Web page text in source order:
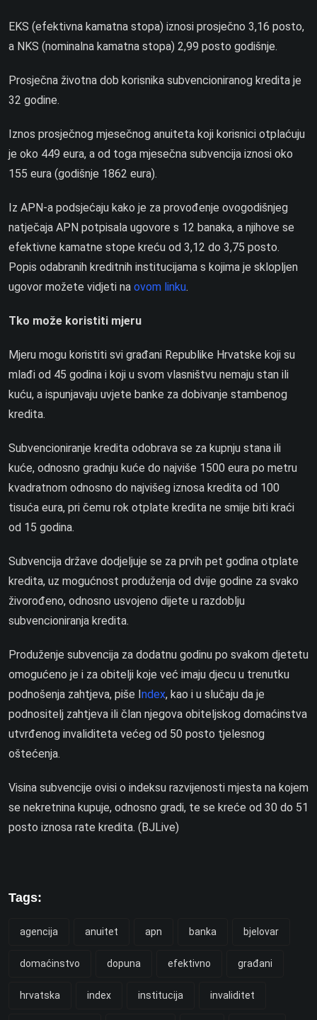
EKS (efektivna kamatna stopa) iznosi prosječno 3,16 posto,
a NKS (nominalna kamatna stopa) 2,99 posto godišnje.
Prosječna životna dob korisnika subvencioniranog kredita je
32 godine.
Iznos prosječnog mjesečnog anuiteta koji korisnici otplaćuju
je oko 449 eura, a od toga mjesečna subvencija iznosi oko
155 eura (godišnje 1862 eura).
Iz APN-a podsjećaju kako je za provođenje ovogodišnjeg
natječaja APN potpisala ugovore s 12 banaka, a njihove se
efektivne kamatne stope kreću od 3,12 do 3,75 posto.
Popis odabranih kreditnih institucijama s kojima je sklopljen
ugovor možete vidjeti na ovom linku.
Tko može koristiti mjeru
Mjeru mogu koristiti svi građani Republike Hrvatske koji su
mlađi od 45 godina i koji u svom vlasništvu nemaju stan ili
kuću, a ispunjavaju uvjete banke za dobivanje stambenog
kredita.
Subvencioniranje kredita odobrava se za kupnju stana ili
kuće, odnosno gradnju kuće do najviše 1500 eura po metru
kvadratnom odnosno do najvišeg iznosa kredita od 100
tisuća eura, pri čemu rok otplate kredita ne smije biti kraći
od 15 godina.
Subvencija države dodjeljuje se za prvih pet godina otplate
kredita, uz mogućnost produženja od dvije godine za svako
živorođeno, odnosno usvojeno dijete u razdoblju
subvencioniranja kredita.
Produženje subvencija za dodatnu godinu po svakom djetetu
omogućeno je i za obitelji koje već imaju djecu u trenutku
podnošenja zahtjeva, piše Index, kao i u slučaju da je
podnositelj zahtjeva ili član njegova obiteljskog domaćinstva
utvrđenog invaliditeta većeg od 50 posto tjelesnog
oštećenja.
Visina subvencije ovisi o indeksu razvijenosti mjesta na kojem
se nekretnina kupuje, odnosno gradi, te se kreće od 30 do 51
posto iznosa rate kredita. (BJLive)
Tags:
agencija anuitet apn banka bjelovar
domaćinstvo dopuna efektivno građani
hrvatska index institucija invaliditet